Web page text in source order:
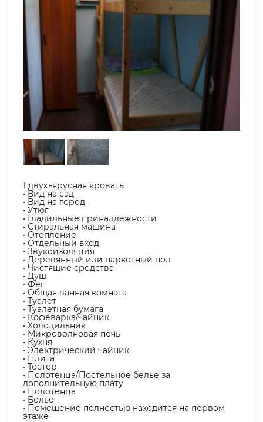
1 двухъярусная кровать
• Вид на сад
• Вид на город
• Утюг
• Гладильные принадлежности
• Стиральная машина
• Отопление
• Отдельный вход
• Звукоизоляция
• Деревянный или паркетный пол
• Чистящие средства
• Душ
• Фен
• Общая ванная комната
• Туалет
• Туалетная бумага
• Кофеварка/чайник
• Холодильник
• Микроволновая печь
• Кухня
• Электрический чайник
• Плита
• Тостер
• Полотенца/Постельное белье за
дополнительную плату
• Полотенца
• Белье
• Помещение полностью находится на первом
этаже